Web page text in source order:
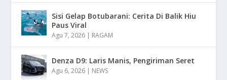
Sisi Gelap Botubarani: Cerita Di Balik Hiu
Paus Viral
Agu 7, 2026 | RAGAM
Denza D9: Laris Manis, Pengiriman Seret
Agu 6, 2026 | NEWS